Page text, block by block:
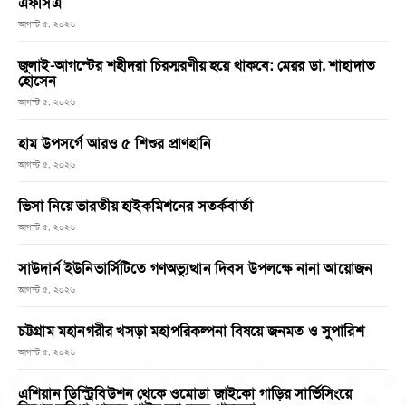
আগস্ট ৫, ২০২৬
জুলাই-আগস্টের শহীদরা চিরস্মরণীয় হয়ে থাকবে: মেয়র ডা. শাহাদাত
হোসেন
আগস্ট ৫, ২০২৬
হাম উপসর্গে আরও ৫ শিশুর প্রাণহানি
আগস্ট ৫, ২০২৬
ভিসা নিয়ে ভারতীয় হাইকমিশনের সতর্কবার্তা
আগস্ট ৫, ২০২৬
সাউদার্ন ইউনিভার্সিটিতে গণঅভ্যুত্থান দিবস উপলক্ষে নানা আয়োজন
আগস্ট ৫, ২০২৬
চট্টগ্রাম মহানগরীর খসড়া মহাপরিকল্পনা বিষয়ে জনমত ও সুপারিশ
আগস্ট ৫, ২০২৬
এশিয়ান ডিস্ট্রিবিউশন থেকে ওমোডা জাইকো গাড়ির সার্ভিসিংয়ে